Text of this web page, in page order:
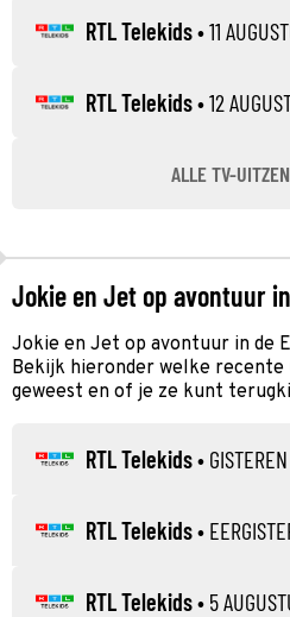
RTL Telekids•11
RTL Telekids•12
ALLE TV-
Jokie en Jet op avontuur
Jokie en Jet op avontuur in de
Bekijk hieronder welke recente
geweest en of je ze kunt
RTL Telekids• GISTEREN
RTL Telekids•
RTL Telekids• 5